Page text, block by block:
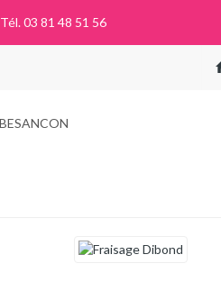
Tél. 03 81 48 51 56